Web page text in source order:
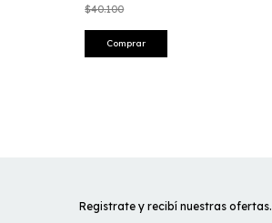
$40.100
Comprar
Registrate y recibí nuestras ofertas.